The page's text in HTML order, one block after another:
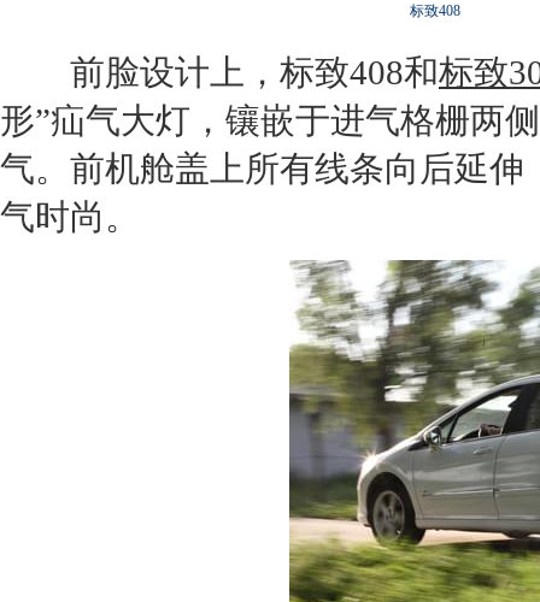
标致408
前脸设计上， 标致408和标致
形”疝气大灯，镶嵌于进气格栅两
气。前机舱盖上所有线条向后延
气时尚。